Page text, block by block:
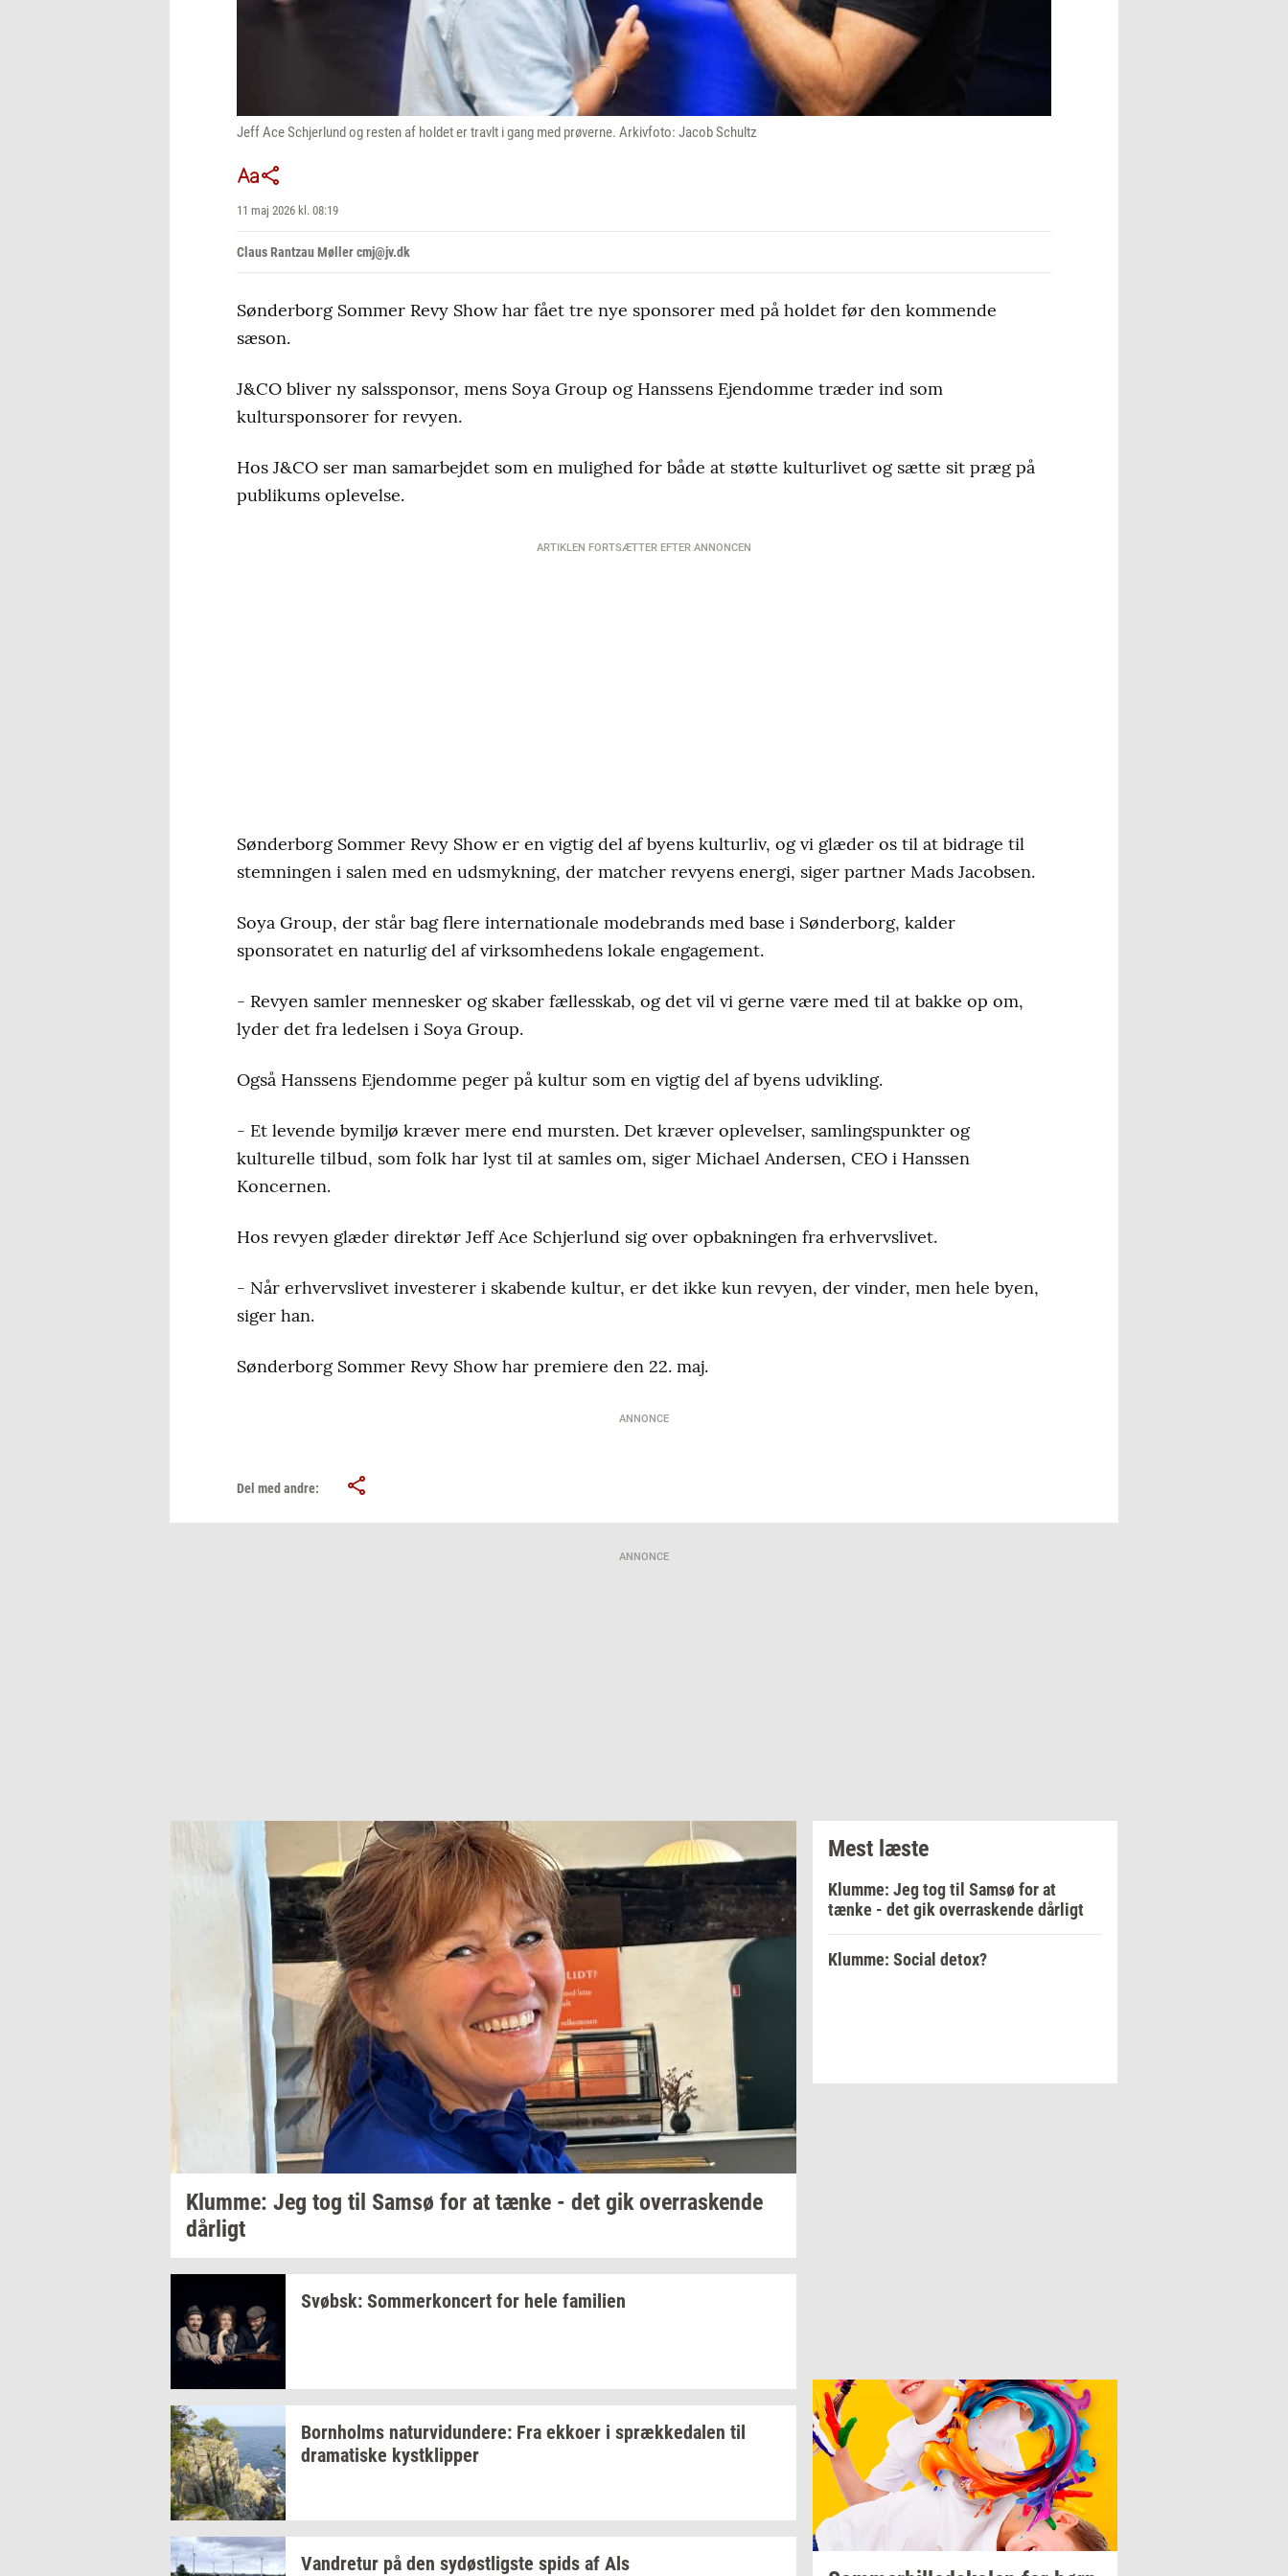
Jeff Ace Schjerlund og resten af holdet er travlt i gang med prøverne. Arkivfoto: Jacob Schultz
11 maj 2026 kl. 08:19
Claus Rantzau Møller cmj@jv.dk
Sønderborg Sommer Revy Show har fået tre nye sponsorer med på holdet før den kommende
sæson.
J&CO bliver ny salssponsor, mens Soya Group og Hanssens Ejendomme træder ind som
kultursponsorer for revyen.
Hos J&CO ser man samarbejdet som en mulighed for både at støtte kulturlivet og sætte sit præg på
publikums oplevelse.
ARTIKLEN FORTSÆTTER EFTER ANNONCEN
Sønderborg Sommer Revy Show er en vigtig del af byens kulturliv, og vi glæder os til at bidrage til
stemningen i salen med en udsmykning, der matcher revyens energi, siger partner Mads Jacobsen.
Soya Group, der står bag flere internationale modebrands med base i Sønderborg, kalder
sponsoratet en naturlig del af virksomhedens lokale engagement.
- Revyen samler mennesker og skaber fællesskab, og det vil vi gerne være med til at bakke op om,
lyder det fra ledelsen i Soya Group.
Også Hanssens Ejendomme peger på kultur som en vigtig del af byens udvikling.
- Et levende bymiljø kræver mere end mursten. Det kræver oplevelser, samlingspunkter og
kulturelle tilbud, som folk har lyst til at samles om, siger Michael Andersen, CEO i Hanssen
Koncernen.
Hos revyen glæder direktør Jeff Ace Schjerlund sig over opbakningen fra erhvervslivet.
- Når erhvervslivet investerer i skabende kultur, er det ikke kun revyen, der vinder, men hele byen,
siger han.
Sønderborg Sommer Revy Show har premiere den 22. maj.
ANNONCE
Del med andre:
ANNONCE
Klum­me: Jeg tog til Samsø for at tænke - det gikover­ra­sken­de
dår­ligt
Svøbsk: Som­mer­kon­cert for hele fa­mi­li­en
Born­holms na­tur­vi­dun­de­re: Fra ek­ko­er i spræk­ke­da­len til
dra­ma­ti­ske kyst­klip­per
Van­dre­tur på den sy­døst­lig­ste spids af Als
Mest læste
Klumme: Jeg tog til Samsø for at
tænke - det gik overraskende dårligt
Klumme: Social detox?